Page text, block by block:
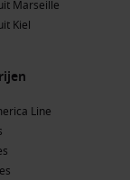
Burj
om
stad
staat.
Marseille
Kiel
Line